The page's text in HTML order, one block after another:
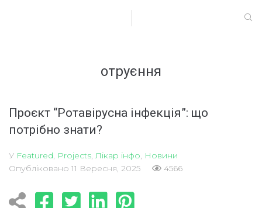
отруєння
Проєкт “Ротавірусна інфекція”: що
потрібно знати?
У Featured Projects Лікар інфо Новини
Опубліковано 11 Вересня, 2025 4566